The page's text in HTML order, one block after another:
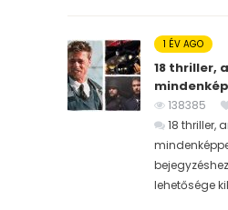
1 ÉV AGO
18 thriller,
138385
18 thriller,
bejegyzéshez
lehetősége